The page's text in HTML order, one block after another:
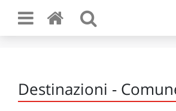
Destinazioni -